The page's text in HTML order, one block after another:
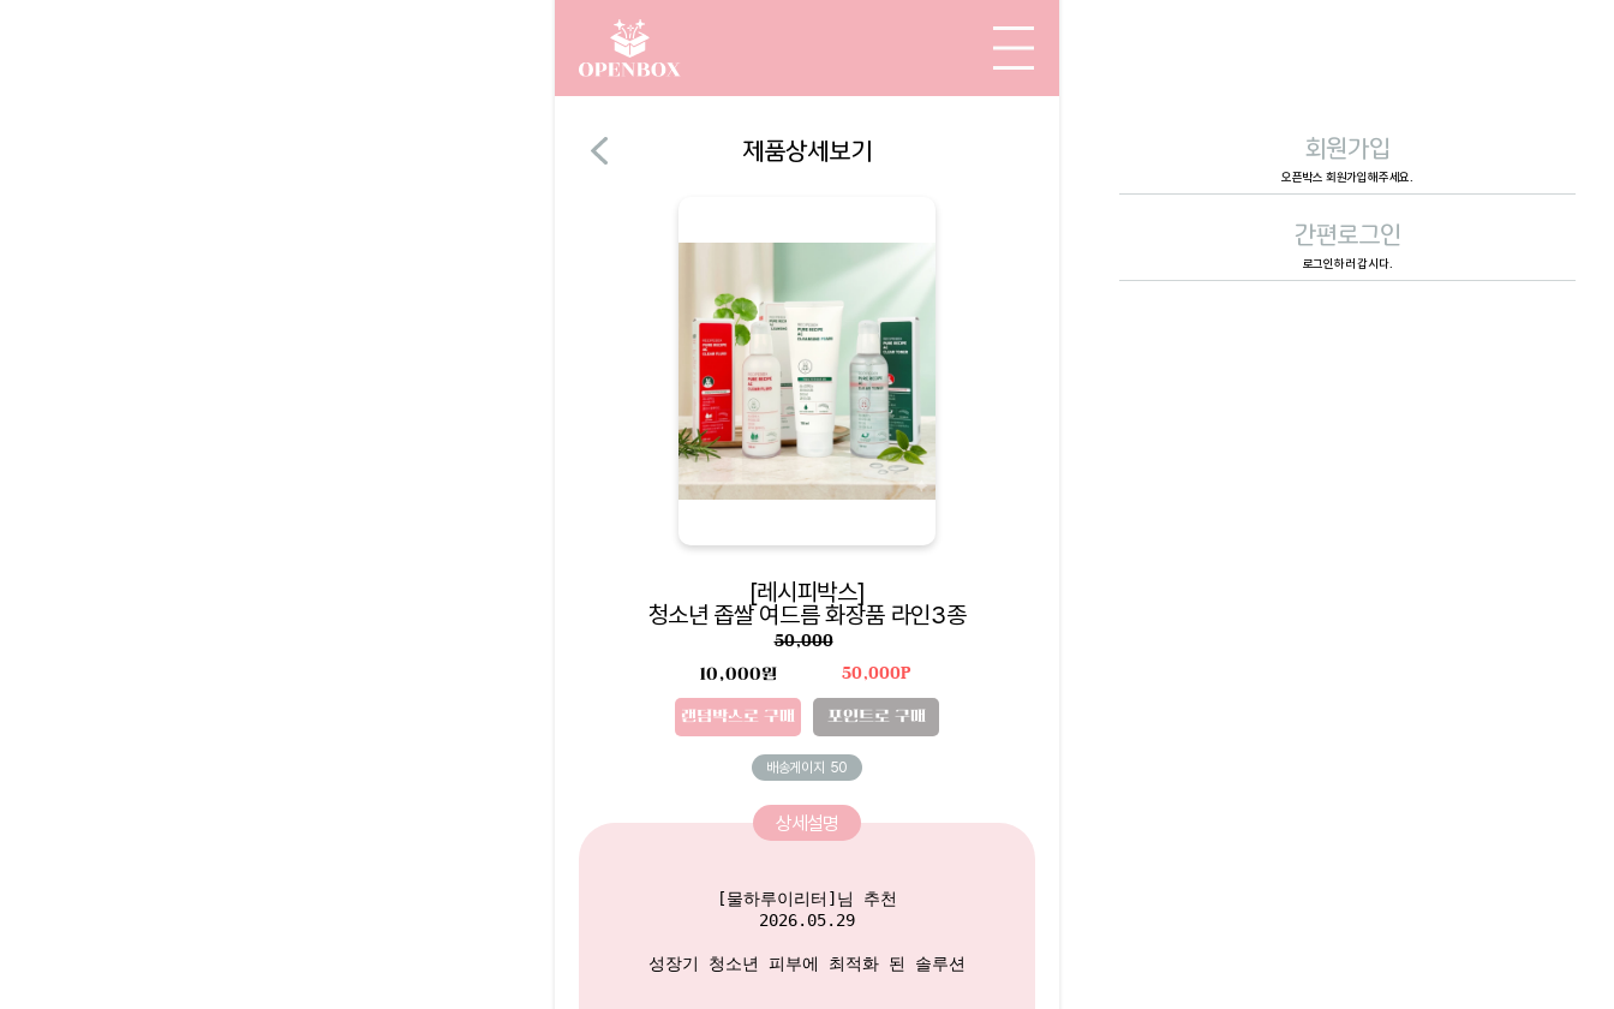
회원가입
오픈박스 회원가입해주세요.
간편로그인
로그인하러 갑시다.
제품상세보기
[레시피박스]
청소년 좁쌀 여드름 화장품 라인3종
50,000
10,000원
랜덤박스로 구매
50,000P
포인트로 구매
배송게이지 50
상세설명
[물하루이리터]님 추천
2026.05.29
성장기 청소년 피부에 최적화 된 솔루션